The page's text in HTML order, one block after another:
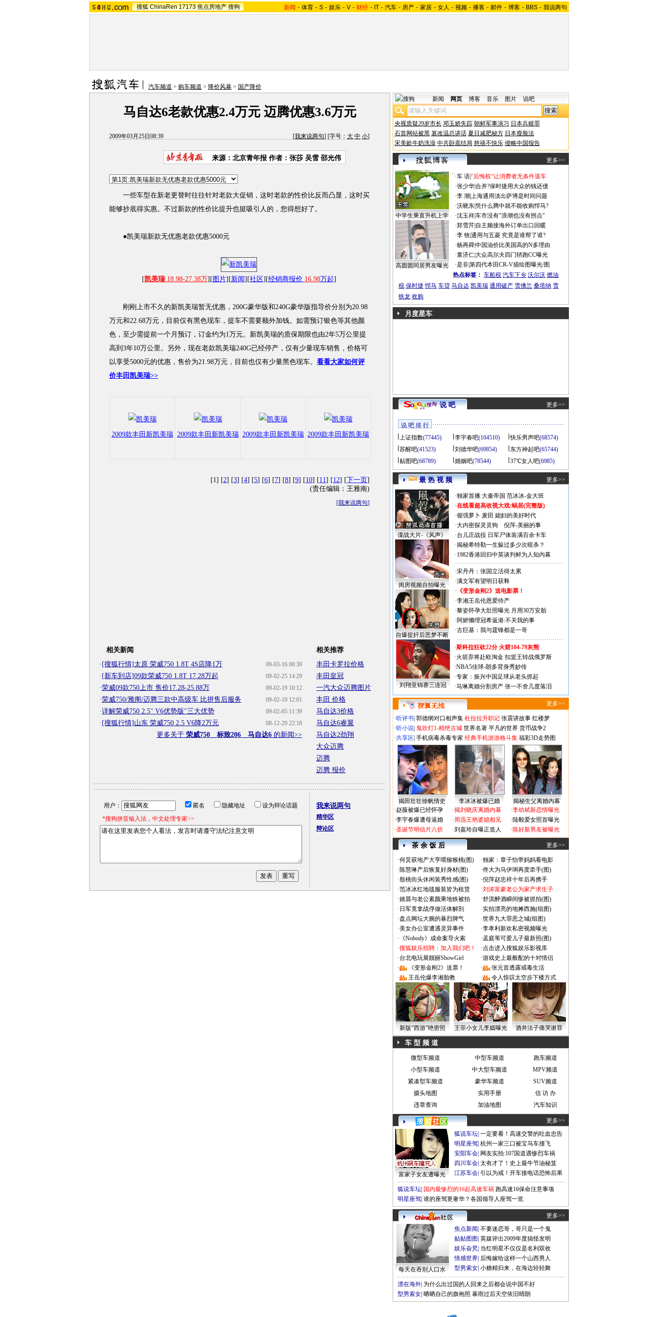
搜狐 ChinaRen 17173 焦点房地产 搜狗 新闻 - 体育 - S - 娱乐 - V - 财经 - IT - 汽车 - 房产 - 家居 - 女人 - 视频 - 播客 - 邮件 - 博客 - BBS - 我说两句
汽车频道 > 购车频道 > 降价风暴 > 国产降价
马自达6老款优惠2.4万元 迈腾优惠3.6万元
2009年03月25日08:39 [我来说两句] [字号： 大 中 小]
来源： 北京青年报 作者：张莎 吴雪 邵光伟
一些车型在新老更替时往往针对老款大促销，这时老款的性价比反而凸显，这时买
能够抄底得实惠。不过新款的性价比提升也挺吸引人的，您得想好了。
●凯美瑞新款无优惠老款优惠5000元
[凯美瑞18.98-27.38万][ 图片][新闻][社区][经销商报价 16.98万起]
刚刚上市不久的新凯美瑞暂无优惠，200G豪华版和240G豪华版指导价分别为20.98
万元和22.68万元，目前仅有黑色现车，提车不需要额外加钱。如需预订银色等其他颜
色，至少需提前一个月预订，订金约为1万元。新凯美瑞的质保期限也由2年5万公里提
高到3年10万公里。另外，现在老款凯美瑞240G已经停产，仅有少量现车销售，价格可
以享受5000元的优惠，售价为21.98万元，目前也仅有少量黑色现车。 看看大家如何评
价丰田凯美瑞>>
2009款丰田新凯美瑞 2009款丰田新凯美瑞 2009款丰田新凯美瑞 2009款丰田新凯美瑞
[1] [2] [3] [4] [5] [6] [7] [8] [9] [10] [11] [12] [下一页]
(责任编辑：王雅南)
[我来说两句]
相关新闻
09-03-16 08:39
· [搜狐行情]太原 荣威750 1.8T 4S店降1万
09-02-25 14:29
· [新车到店]09款荣威750 1.8T 17.28万起
09-02-19 10:12
·荣威09款750上市 售价17.28-25.88万
09-02-10 12:01
·荣威750/雅阁/迈腾三款中高级车 比拼售后服务
09-02-05 11:39
·详解荣威750 2.5" V6优势版"三大优势
08-12-29 22:18
· [搜狐行情]山东 荣威750 2.5 V6降2万元
更多关于 荣威750 标致206 马自达6 的新闻>>
相关推荐
丰田卡罗拉价格
丰田皇冠
一汽大众迈腾图片
丰田 价格
马自达3价格
马自达6睿翼
马自达2劲翔
大众迈腾
迈腾
迈腾 报价
用户： 匿名 隐藏地址
设为辩论话题
*搜狗拼音输入法，中文处理专家>>
我来说两句
精华区
辩论区
新闻 网页 博客 音乐 图片 说吧
央视质疑29岁市长 邓玉娇失踪 朝鲜军事演习 日本兵赎罪
石首网站被黑 篡改温总讲话 夏日减肥秘方 日本瘦脸法
宋美龄牛奶洗澡 中共卧底结局 慈禧不快乐 侵略中国报告
更多>>
中学生乘直升机上学
高圆圆同居男友曝光
·车 语|"后悔权"让消费者无条件退车
·张少华|合并?保时捷用大众的钱还债
·李 潮 上海通用淡出萨博是时间问题
·沃晓东|凭什么腾中就不能收购悍马?
·沈玉祥|车市没有"浪潮也没有拐点"
·郑雪芹| 自主频接海外订单出口回暖
·李 牧|通用与五菱 究竟是谁帮了谁?
·杨再舜|中国油价比美国高的N多理由
·童济仁|大众高尔夫四门轿跑CC曝光
·是非|第四代本田CR-V描绘图曝光/图
热点标签： 车船税 汽车下乡 沃尔沃 燃油
税 保时捷 悍马 车贷 马自达 凯美瑞 通用破产 雪佛兰 桑塔纳 雪
铁龙 收购
月度星车
说 吧 更多>>
说 吧 排 行
上证指数(77445) 李宇春吧(104510) 快乐男声吧(68574)
苏醒吧(41523) 刘德华吧(69854) 东方神起吧(65744)
贴图吧(68789) 婚姻吧(78544) 37℃女人吧(6985)
最 热 视 频 更多>>
谍战大片-《风声》
闺房视频自拍曝光
自爆捉奸后恶梦不断
·独家首播:大秦帝国 范冰冰-金大班
·在线看超高收视大戏:蜗居(完整版)
·倔强萝卜 麦田 媳妇的美好时代
·大内密探灵灵狗
倪萍-美丽的事
·台儿庄战役 日军尸体装满百余卡车
·揭秘希特勒一生躲过多少次暗杀？
·1982香港回归中英谈判鲜为人知内幕
·宋丹丹：张国立活得太累
·满文军有望明日获释
· 《变形金刚2》送电影票！
·李湘王岳伦恩爱待产
·黎姿怀孕大肚照曝光 月用30万安胎
·阿娇懒理冠希返港:不关我的事
·古巨基：我与霆锋都是一哥
刘翔亚锦赛三连冠
·斯科拉狂砍22分 火箭104-79灰熊
·火箭弃将赴欧淘金 扣篮王转战俄罗斯
·NBA5佳球-朗多背身秀妙传
·专家：振兴中国足球从老头抓起
·马琳离婚分割房产 张一不舍几度落泪
更多>>
·听评书 郭德纲对口相声集 杜拉拉升职记 张震讲故事 红楼梦
·听小说 鬼吹灯1-精绝古城 世界名著 平凡的世界 货币战争2
·共享区 手机病毒杀毒专家 经典手机游游格斗集 福彩3D走势图
揭田壮壮徐帆情史 李冰冰被爆已婚
揭秘生父离婚内幕
·赵薇被爆已经怀孕
·李宇春爆遭母逼婚
·圣诞节明信片八折
·揭刘晓庆离婚内幕
·周迅王艳婆媳相见
·刘嘉玲自曝正造人
·李幼斌新恋情曝光
·陆毅爱女照首曝光
·陈好新男友被曝光
茶 余 饭 后 更多>>
·何炅获地产大亨喂猕猴桃(图) ·独家：章子怡带妈妈看电影
·陈慧琳产后恢复好身材(图) ·佟大为马伊琍再度牵手(图)
·殷桃街头休闲装秀性感(图) ·倪萍赵忠祥十年后再携手
·范冰冰红地毯服装皆为租赁 ·刘涛富豪老公为家产求生子
·姚晨与老公素颜乘地铁被拍 ·舒淇醉酒瞬间惨被抓拍(图)
· 日军竟拿战俘做活体解剖 ·实拍漂亮的地摊西施(组图)
·盘点网坛大腕的暴烈脾气 ·世界九大罪恶之城(组图)
·美女办公室遭遇灵异事件 ·李孝利新欢私密视频曝光
· 《Nobody》成命案导火索 ·孟庭苇可爱儿子最新照(图)
·搜狐娱乐招聘：加入我们吧！ ·点击进入搜狐娱乐影视库
·台北电玩展靓丽ShowGirl ·游戏史上最般配的十对情侣
·
《变形金刚2》送票！ ·
张元首透露戒毒生活
·
王岳伦爆李湘胎教 · 令人惊叹太空步下楼方式
新版“西游”绝密照 王菲小女儿李嫣曝光 酒井法子痛哭谢罪
车 型 频 道
微型车频道 中型车频道
跑车频道
小型车频道
中大型车频道
MPV频道
紧凑型车频道
豪华车频道
SUV频道
摄头地图
实用手册
信 访 办
违章查询
加油地图 汽车知识
更多>>
富家子女友遭曝光
狐说车坛 一定要看！高速交警的吐血忠告
明星座驾 杭州一家三口被宝马车撞飞
安阳车会 网友实拍:107国道遇惨烈车祸
四川车会 太有才了！史上最牛节油秘笈
江苏车会 引以为戒！开车接电话恐怖后果
狐说车坛 国内最惨烈的16起高速车祸 跑高速16保命注意事项
明星座驾 谁的座驾更奢华？各国领导人座驾一览
更多>>
每天在吞别人口水
焦点新闻 不要迷恋哥，哥只是一个鬼
贴贴图图 英媒评出2009年度搞怪发明
娱乐旮旯 当红明星不仅仅是名利双收
情感世界 后悔嫁给这样一个山西男人
型男索女 小糖精归来，在海边轻轻舞
漂在海外 为什么出过国的人回来之后都会说中国不好
型男索女 晒晒自己的旗袍照 暴雨过后天空依旧晴朗